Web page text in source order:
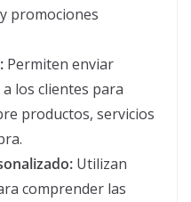
promociones
Permiten enviar
los clientes para
productos, servicios
Utilizan
comprender las